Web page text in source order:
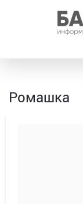
Ромашка